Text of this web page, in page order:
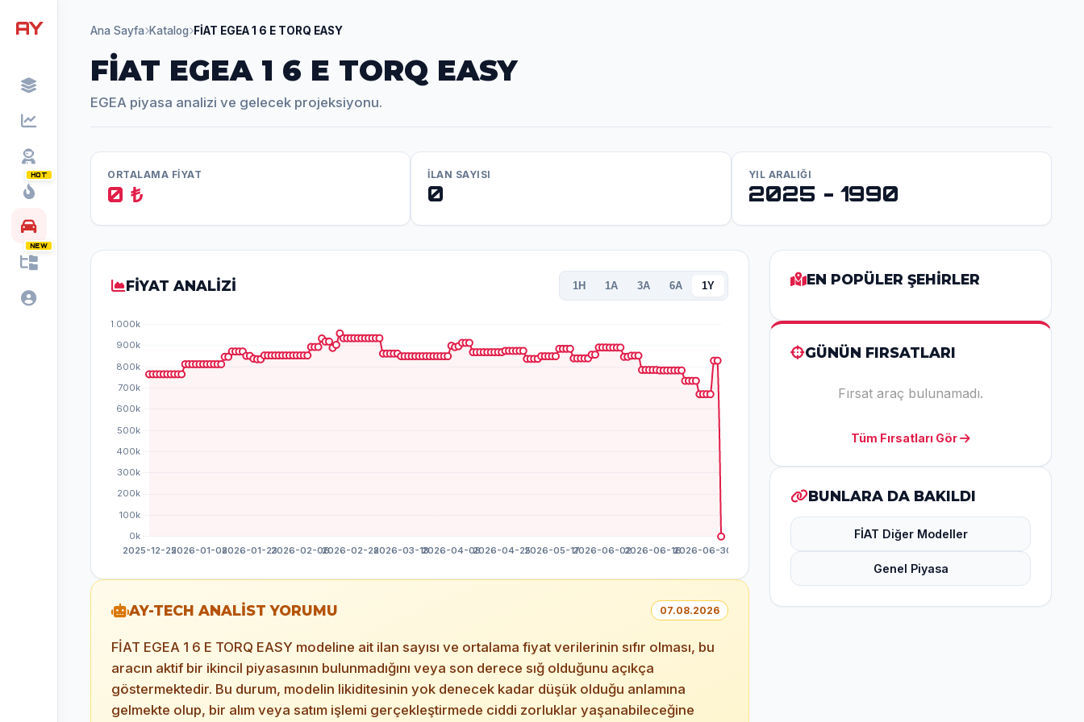
AY
HOT
NEW
Ana Sayfa Katalog FİAT EGEA 1 6 E TORQ EASY
FİAT EGEA 1 6 E TORQ EASY
EGEA piyasa analizi ve gelecek projeksiyonu.
ORTALAMA FİYAT
0 ₺
İLAN SAYISI
0
YIL ARALIĞI
2025 - 1990
FİYAT ANALİZİ 1H 1A 3A 6A 1Y
AY-TECH ANALİST YORUMU 07.08.2026
FİAT EGEA 1 6 E TORQ EASY modeline ait ilan sayısı ve ortalama fiyat verilerinin sıfır olması, bu
aracın aktif bir ikincil piyasasının bulunmadığını veya son derece sığ olduğunu açıkça
göstermektedir. Bu durum, modelin likiditesinin yok denecek kadar düşük olduğu anlamına
gelmekte olup, bir alım veya satım işlemi gerçekleştirmede ciddi zorluklar yaşanabileceğine
EN POPÜLER ŞEHİRLER
GÜNÜN FIRSATLARI
Fırsat araç bulunamadı.
Tüm Fırsatları Gör
BUNLARA DA BAKILDI
FİAT Diğer Modeller
Genel Piyasa